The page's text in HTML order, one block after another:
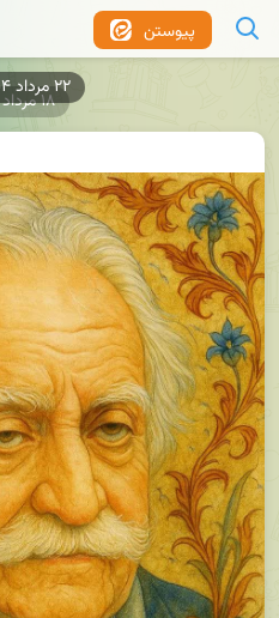
پیوستن
۱۸ مرداد ۱۴۰۴